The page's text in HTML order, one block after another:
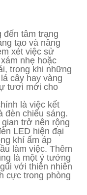
đến tâm trạng
tạo và nâng
xét việc sử
nhẹ hoặc
trong khi những
cây hay vàng
tươi mới cho
là việc kết
đèn chiếu sáng.
trở nên rộng
LED hiện đại
khí ấm áp
làm việc. Thêm
là một ý tưởng
với thiên nhiên
cực trong phòng